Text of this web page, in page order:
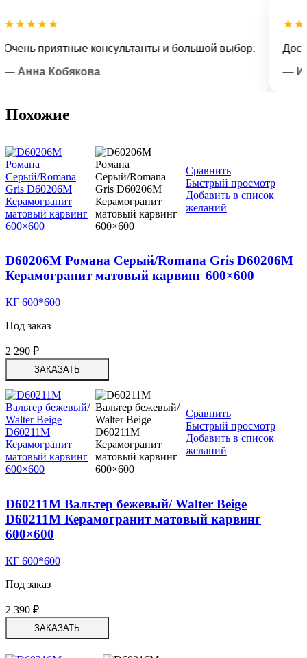
приятные консультанты и большой выбор.
Кобякова
—
Похожие
Сравнить
Быстрый просмотр
Добавить в список
желаний
D60206M Романа Серый/Romana Gris D60206M
Керамогранит матовый карвинг 600×600
КГ 600*600
Под заказ
2 290 ₽
ЗАКАЗАТЬ
Сравнить
Быстрый просмотр
Добавить в список
желаний
D60211M Вальтер бежевый/ Walter Beige
D60211M Керамогранит матовый карвинг
600×600
КГ 600*600
Под заказ
2 390 ₽
ЗАКАЗАТЬ